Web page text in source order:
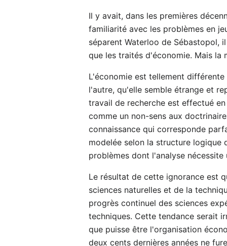
Il y avait, dans les premières
familiarité avec les problèmes en
séparent Waterloo de Sébastopol,
que les traités d'économie. Mais
L'économie est tellement
l'autre, qu'elle semble étrange et
travail de recherche est effectué
comme un non-sens aux
connaissance qui corresponde
modelée selon la structure logique
problèmes dont l'analyse
Le résultat de cette ignorance est
sciences naturelles et de la
progrès continuel des sciences
techniques. Cette tendance serait
que puisse être l'organisation
deux cents dernières années ne